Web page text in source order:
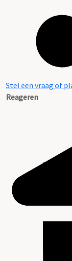
Stel een vraag of
Reageren